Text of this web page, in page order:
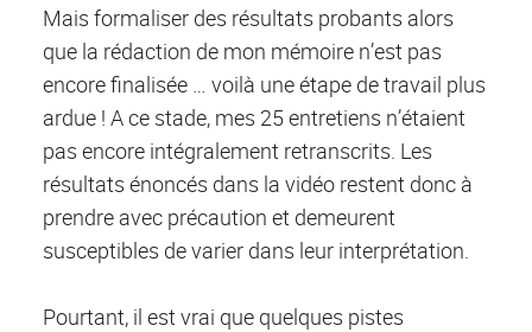
Mais formaliser des résultats probants alors
que la rédaction de mon mémoire n’est pas
encore finalisée … voilà une étape de travail plus
ardue ! A ce stade, mes 25 entretiens n’étaient
pas encore intégralement retranscrits. Les
résultats énoncés dans la vidéo restent donc à
prendre avec précaution et demeurent
susceptibles de varier dans leur interprétation.
Pourtant, il est vrai que quelques pistes